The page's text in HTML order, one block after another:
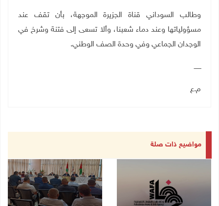
وطالب السوداني قناة الجزيرة الموجهة، بأن تقف عند
مسؤولياتها وعند دماء شعبنا، وألا تسعى إلى فتنة وشرخ في
الوجدان الجماعي وفي وحدة الصف الوطني.
ـــــــ
م.ع
مواضيع ذات صلة